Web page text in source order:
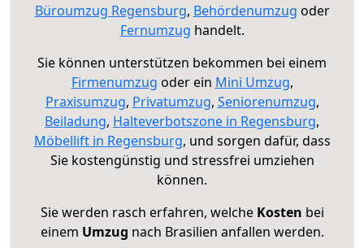
Büroumzug Regensburg, Behördenumzug oder
Fernumzug handelt.
Sie können unterstützen bekommen bei einem
Firmenumzug oder ein Mini Umzug,
Praxisumzug, Privatumzug, Seniorenumzug,
Beiladung, Halteverbotszone in Regensburg,
Möbellift in Regensburg, und sorgen dafür, dass
Sie kostengünstig und stressfrei umziehen
können.
Sie werden rasch erfahren, welche Kosten bei
einem Umzug nach Brasilien anfallen werden.